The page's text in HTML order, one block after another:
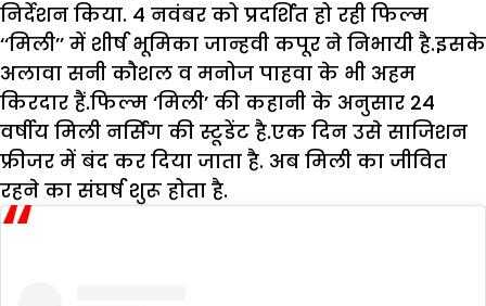
निर्देशन किया. 4 नवंबर को प्रदर्शित हो रही फिल्म
‘‘मिली’’ में शीर्ष भूमिका जान्हवी कपूर ने निभायी है.इसके
अलावा सनी कौशल व मनोज पाहवा के भी अहम
किरदार हैं.फिल्म ‘मिली’ की कहानी के अनुसार 24
वर्षीय मिली नर्सिंग की स्टूडेंट है.एक दिन उसे साजिशन
फ्रीजर में बंद कर दिया जाता है. अब मिली का जीवित
रहने का संघर्ष शुरू होता है.